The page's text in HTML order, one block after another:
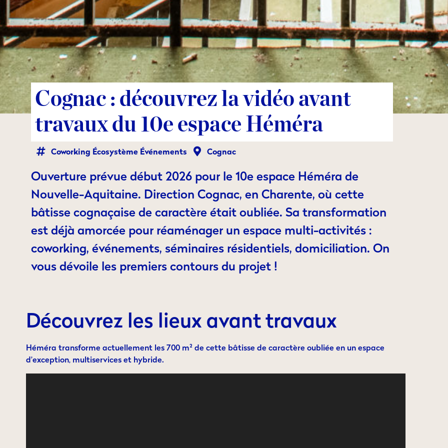
Cognac : découvrez la vidéo avant
travaux du 10e espace Héméra
Coworking Écosystème Événements Cognac
Ouverture prévue début 2026 pour le 10e espace Héméra de
Nouvelle-Aquitaine. Direction Cognac, en Charente, où cette
bâtisse cognaçaise de caractère était oubliée. Sa transformation
est déjà amorcée pour réaménager un espace multi-activités :
coworking, événements, séminaires résidentiels, domiciliation. On
vous dévoile les premiers contours du projet !
Découvrez les lieux avant travaux
Héméra transforme actuellement les 700 m² de cette bâtisse de caractère oubliée en un espace
d’exception, multiservices et hybride.